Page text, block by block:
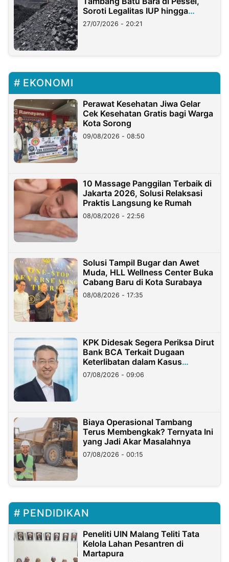
Soroti Legalitas IUP hingga
Stockpile
27/07/2026 - 20:21
EKONOMI
Perawat Kesehatan Jiwa Gelar
Cek Kesehatan Gratis bagi Warga
Kota Sorong
09/08/2026 - 08:50
10 Massage Panggilan Terbaik di
Jakarta 2026, Solusi Relaksasi
Praktis Langsung ke Rumah
08/08/2026 - 22:56
Solusi Tampil Bugar dan Awet
Muda, HLL Wellness Center Buka
Cabang Baru di Kota Surabaya
08/08/2026 - 17:35
KPK Didesak Segera Periksa Dirut
Bank BCA Terkait Dugaan
Keterlibatan dalam Kasus
Hilangnya Dana Nasabah Rp2,58
Miliar
07/08/2026 - 09:06
Biaya Operasional Tambang
Terus Membengkak? Ternyata Ini
yang Jadi Akar Masalahnya
07/08/2026 - 00:15
PENDIDIKAN
Peneliti UIN Malang Teliti Tata
Kelola Lahan Pesantren di
Martapura